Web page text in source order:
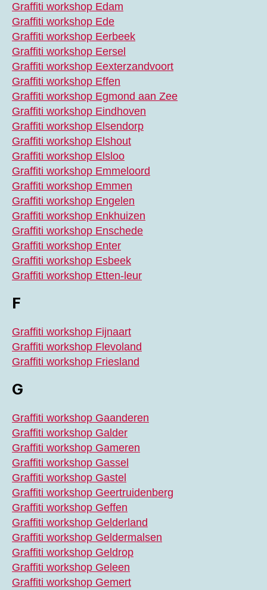
Graffiti workshop Edam
Graffiti workshop Ede
Graffiti workshop Eerbeek
Graffiti workshop Eersel
Graffiti workshop Eexterzandvoort
Graffiti workshop Effen
Graffiti workshop Egmond aan Zee
Graffiti workshop Eindhoven
Graffiti workshop Elsendorp
Graffiti workshop Elshout
Graffiti workshop Elsloo
Graffiti workshop Emmeloord
Graffiti workshop Emmen
Graffiti workshop Engelen
Graffiti workshop Enkhuizen
Graffiti workshop Enschede
Graffiti workshop Enter
Graffiti workshop Esbeek
Graffiti workshop Etten-leur
F
Graffiti workshop Fijnaart
Graffiti workshop Flevoland
Graffiti workshop Friesland
G
Graffiti workshop Gaanderen
Graffiti workshop Galder
Graffiti workshop Gameren
Graffiti workshop Gassel
Graffiti workshop Gastel
Graffiti workshop Geertruidenberg
Graffiti workshop Geffen
Graffiti workshop Gelderland
Graffiti workshop Geldermalsen
Graffiti workshop Geldrop
Graffiti workshop Geleen
Graffiti workshop Gemert